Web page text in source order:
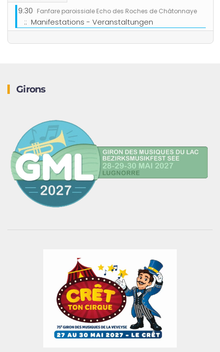
9:30 Fanfare paroissiale Echo des Roches de Châtonnaye
:: Manifestations - Veranstaltungen
Girons